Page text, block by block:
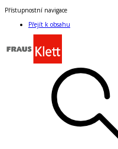
Přístupnostní navigace
Přejít k obsahu